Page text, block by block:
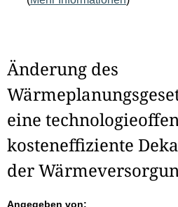
Änderung des
eine
kosteneffiziente
der
Angegeben von: